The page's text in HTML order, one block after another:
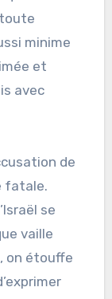
minime
et
avec
de
fatale.
se
vaille
on étouffe